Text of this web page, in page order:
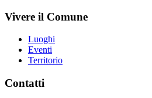
Vivere il Comune
Luoghi
Eventi
Territorio
Contatti